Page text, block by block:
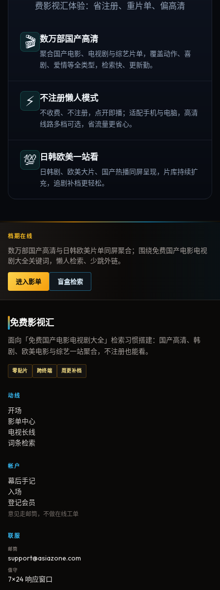
费影视汇体验：省注册、重片单、偏高清
🎬 数万部国产高清
聚合国产电影、电视剧与综艺片单，覆盖动作、喜
剧、爱情等全类型，检索快、更新勤。
⚡ 不注册懒人模式
不收费、不注册，点开即播；适配手机与电脑，高清
线路多档可选，省流量更省心。
💯 日韩欧美一站看
日韩剧、欧美大片、国产热播同屏呈现，片库持续扩
充，追剧补档更轻松。
档期在线
数万部国产高清与日韩欧美片单同屏聚合；围绕免费国产电影电视
剧大全关键词，懒人检索、少跳外链。
进入影单 盲盒检索
免费影视汇
面向「免费国产电影电视剧大全」检索习惯搭建：国产高清、韩
剧、欧美电影与综艺一站聚合，不注册也能看。
零贴片 跨终端 周更补档
动线
开场
影单中心
电视长线
词条检索
帐户
幕后手记
入场
登记会员
意见走邮筒，不做在线工单
联服
邮筒
support@asiazone.com
值守
7×24 响应窗口